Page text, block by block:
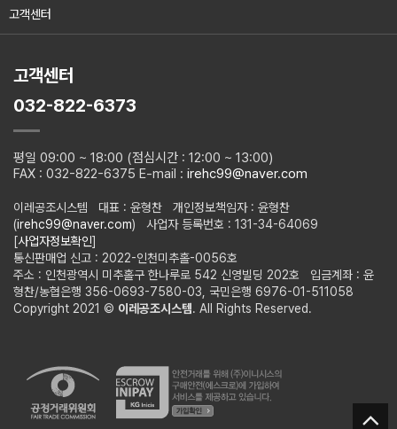
고객센터
고객센터
032-822-6373
평일 09:00 ~ 18:00 (점심시간 : 12:00 ~ 13:00)
FAX : 032-822-6375 E-mail : irehc99@naver.com
이레공조시스템 대표 : 윤형찬 개인정보책임자 : 윤형찬
(irehc99@naver.com) 사업자 등록번호 : 131-34-64069
[사업자정보확인]
통신판매업 신고 : 2022-인천미추홀-0056호
주소 : 인천광역시 미추홀구 한나루로 542 신영빌딩 202호 입금계좌 : 윤
형찬/농협은행 356-0693-7580-03, 국민은행 6976-01-511058
Copyright 2021 © 이레공조시스템. All Rights Reserved.